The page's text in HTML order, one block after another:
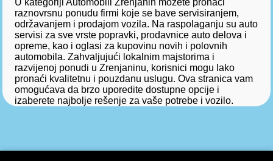
U kategoriji Automobili Zrenjanin možete pronaći
raznovrsnu ponudu firmi koje se bave servisiranjem,
održavanjem i prodajom vozila. Na raspolaganju su auto
servisi za sve vrste popravki, prodavnice auto delova i
opreme, kao i oglasi za kupovinu novih i polovnih
automobila. Zahvaljujući lokalnim majstorima i
razvijenoj ponudi u Zrenjaninu, korisnici mogu lako
pronaći kvalitetnu i pouzdanu uslugu. Ova stranica vam
omogućava da brzo uporedite dostupne opcije i
izaberete najbolje rešenje za vaše potrebe i vozilo.